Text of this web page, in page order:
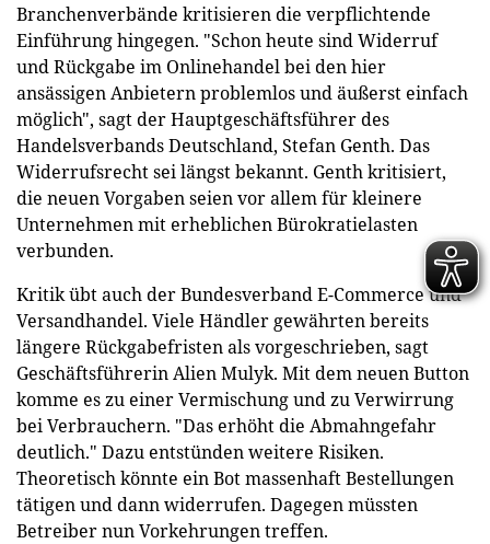
Branchenverbände kritisieren die verpflichtende
Einführung hingegen. "Schon heute sind Widerruf
und Rückgabe im Onlinehandel bei den hier
ansässigen Anbietern problemlos und äußerst einfach
möglich", sagt der Hauptgeschäftsführer des
Handelsverbands Deutschland, Stefan Genth. Das
Widerrufsrecht sei längst bekannt. Genth kritisiert,
die neuen Vorgaben seien vor allem für kleinere
Unternehmen mit erheblichen Bürokratielasten
verbunden.
Kritik übt auch der Bundesverband E-Commerce und
Versandhandel. Viele Händler gewährten bereits
längere Rückgabefristen als vorgeschrieben, sagt
Geschäftsführerin Alien Mulyk. Mit dem neuen Button
komme es zu einer Vermischung und zu Verwirrung
bei Verbrauchern. "Das erhöht die Abmahngefahr
deutlich." Dazu entstünden weitere Risiken.
Theoretisch könnte ein Bot massenhaft Bestellungen
tätigen und dann widerrufen. Dagegen müssten
Betreiber nun Vorkehrungen treffen.